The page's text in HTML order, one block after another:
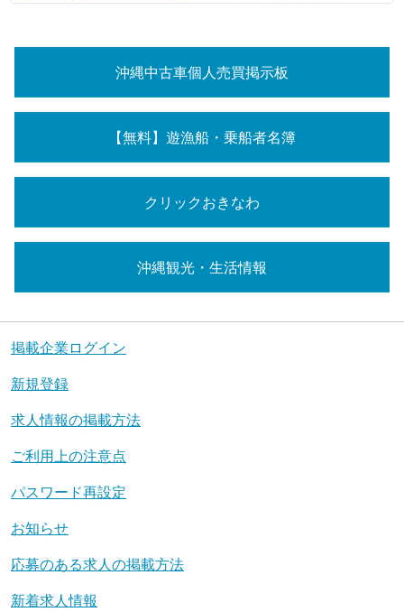
沖縄中古車個人売買掲示板
【無料】遊漁船・乗船者名簿
クリックおきなわ
沖縄観光・生活情報
掲載企業ログイン
新規登録
求人情報の掲載方法
ご利用上の注意点
パスワード再設定
お知らせ
応募のある求人の掲載方法
新着求人情報